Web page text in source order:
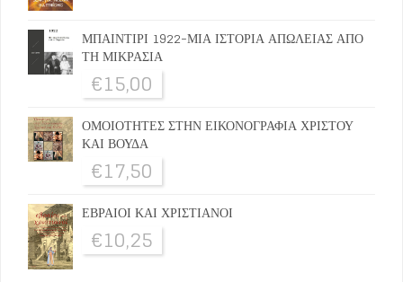
ΜΠΑΙΝΤΙΡΙ 1922-ΜΙΑ ΙΣΤΟΡΙΑ ΑΠΩΛΕΙΑΣ ΑΠΟ
ΤΗ ΜΙΚΡΑΣΙΑ
€15,00
ΟΜΟΙΟΤΗΤΕΣ ΣΤΗΝ ΕΙΚΟΝΟΓΡΑΦΙΑ ΧΡΙΣΤΟΥ
ΚΑΙ ΒΟΥΔΑ
€17,50
ΕΒΡΑΙΟΙ ΚΑΙ ΧΡΙΣΤΙΑΝΟΙ
€10,25